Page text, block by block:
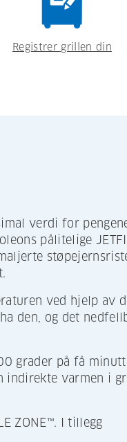
Registrer grillen din
verdi for
pålitelige
ved hjelp av
den, og det
grader på få
indirekte varmen i
ZONE™. I tillegg